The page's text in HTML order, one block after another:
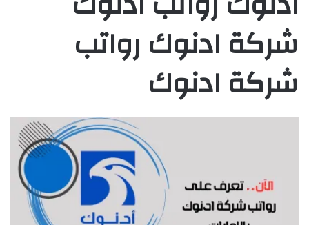
شركة ادنوك رواتب
شركة ادنوك